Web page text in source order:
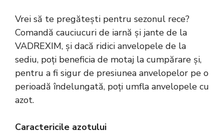
Vrei să te pregătești pentru sezonul rece?
Comandă cauciucuri de iarnă și jante de la
VADREXIM, și dacă ridici anvelopele de la
sediu, poți beneficia de motaj la cumpărare și,
pentru a fi sigur de presiunea anvelopelor pe o
perioadă îndelungată, poți umfla anvelopele cu
azot.
Caractericile azotului